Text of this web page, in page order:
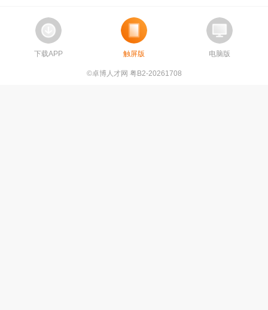
下载APP 触屏版 电脑版
©卓博人才网 粤B2-20261708